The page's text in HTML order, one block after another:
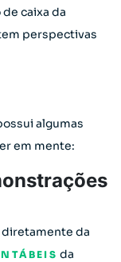
caixa da
perspectivas
algumas
em mente:
diretamente da
da